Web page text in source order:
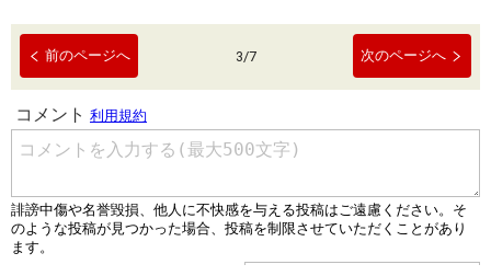
前のページへ 3/7 次のページへ